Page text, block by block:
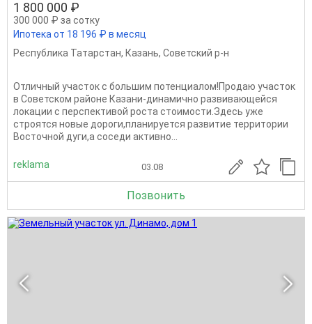
1 800 000 ₽
300 000 ₽ за сотку
Ипотека от 18 196 ₽ в месяц
Республика Татарстан, Казань, Советский р-н
Отличный участок с большим потенциалом!Продаю участок
в Советском районе Казани-динамично развивающейся
локации с перспективой роста стоимости.Здесь уже
строятся новые дороги,планируется развитие территории
Восточной дуги,а соседи активно...
reklama 03.08
Позвонить